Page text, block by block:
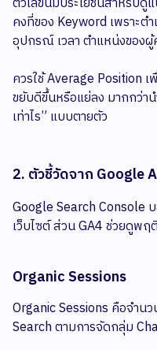
คงที่ของ Keyword เพราะ
อุปกรณ์ เวลา ตำแหน่งของ
ควรใช้ Average Position
ขยับดีขึ้นหรือแย่ลง มากกว่า
เท่าไร” แบบตายตัว
2. ตัวชี้วัดจาก Google
Google Search Console
เว็บไซต์ ส่วน GA4 ช่วยดูพฤ
Organic Sessions
Organic Sessions คือจำน
Search ตามการจัดกลุ่ม